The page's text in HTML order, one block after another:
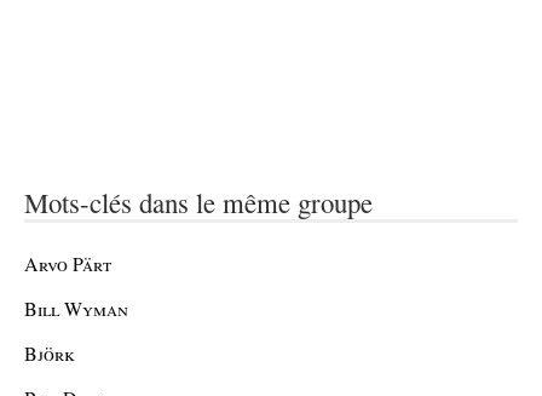
Mots-clés dans le même groupe
Arvo Pärt
Bill Wyman
Björk